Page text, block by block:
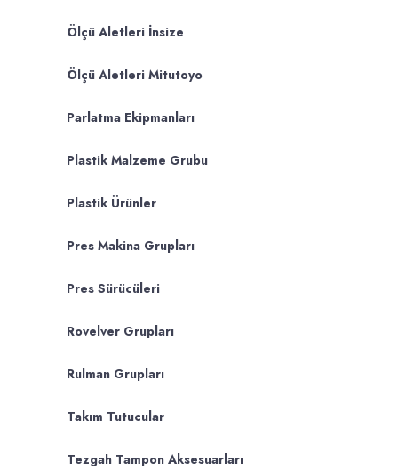
Ölçü Aletleri İnsize
Ölçü Aletleri Mitutoyo
Parlatma Ekipmanları
Plastik Malzeme Grubu
Plastik Ürünler
Pres Makina Grupları
Pres Sürücüleri
Rovelver Grupları
Rulman Grupları
Takım Tutucular
Tezgah Tampon Aksesuarları